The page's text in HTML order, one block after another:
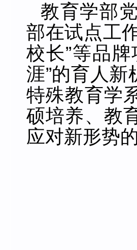
教育学部
部在试点工
校长”等品
涯”的育人
特殊教育学
硕培养、教
应对新形势